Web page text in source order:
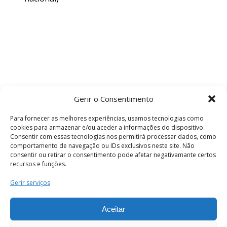
Gerir o Consentimento
Para fornecer as melhores experiências, usamos tecnologias como
cookies para armazenar e/ou aceder a informações do dispositivo.
Consentir com essas tecnologias nos permitirá processar dados, como
comportamento de navegação ou IDs exclusivos neste site. Não
consentir ou retirar o consentimento pode afetar negativamante certos
recursos e funções.
Gerir serviços
Aceitar
Termos e Condições